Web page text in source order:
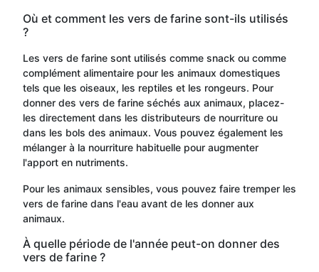
Où et comment les vers de farine sont-ils utilisés
?
Les vers de farine sont utilisés comme snack ou comme
complément alimentaire pour les animaux domestiques
tels que les oiseaux, les reptiles et les rongeurs. Pour
donner des vers de farine séchés aux animaux, placez-
les directement dans les distributeurs de nourriture ou
dans les bols des animaux. Vous pouvez également les
mélanger à la nourriture habituelle pour augmenter
l'apport en nutriments.
Pour les animaux sensibles, vous pouvez faire tremper les
vers de farine dans l'eau avant de les donner aux
animaux.
À quelle période de l'année peut-on donner des
vers de farine ?